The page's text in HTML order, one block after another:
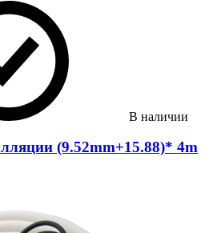
В наличии
(9.52mm+15.88)* 4m